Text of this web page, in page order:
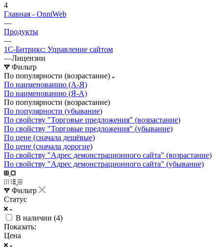
4
Главная - OnniWeb
—
Продукты
—
1С-Битрикс: Управление сайтом
—Лицензии
Фильтр
По популярности (возрастание)
По наименованию (А-Я)
По наименованию (Я-А)
По популярности (возрастание)
По популярности (убывание)
По свойству "Торговые предложения" (возрастание)
По свойству "Торговые предложения" (убывание)
По цене (сначала дешёвые)
По цене (сначала дорогие)
По свойству "Адрес демонстрационного сайта" (возрастание)
По свойству "Адрес демонстрационного сайта" (убывание)
Фильтр
Статус
В наличии (4)
Показать:
Цена